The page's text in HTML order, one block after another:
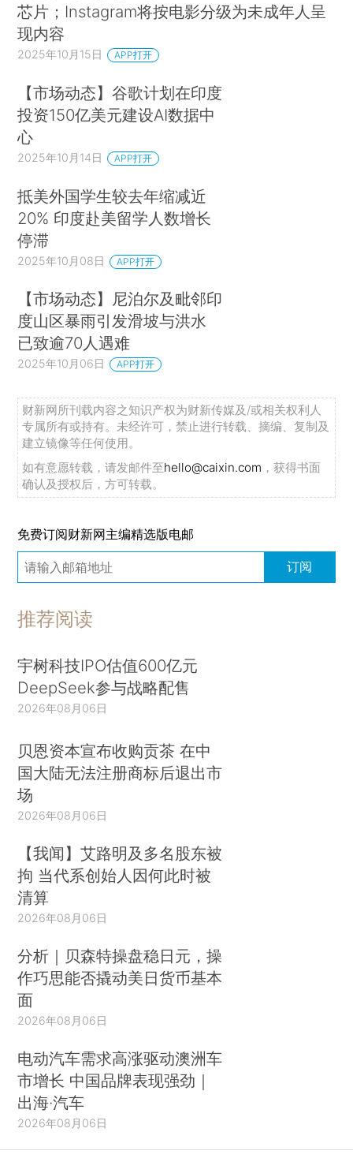
芯片；Instagram将按电影分级为未成年人呈
现内容
2025年10月15日 APP打开
【市场动态】谷歌计划在印度
投资150亿美元建设AI数据中
心
2025年10月14日 APP打开
抵美外国学生较去年缩减近
20% 印度赴美留学人数增长
停滞
2025年10月08日 APP打开
【市场动态】尼泊尔及毗邻印
度山区暴雨引发滑坡与洪水
已致逾70人遇难
2025年10月06日 APP打开
财新网所刊载内容之知识产权为财新传媒及/或相关权利人
专属所有或持有。未经许可，禁止进行转载、摘编、复制及
建立镜像等任何使用。
如有意愿转载，请发邮件至hello@caixin.com ，获得书面
确认及授权后，方可转载。
免费订阅财新网主编精选版电邮
订阅
推荐阅读
宇树科技IPO估值600亿元
DeepSeek参与战略配售
2026年08月06日
贝恩资本宣布收购贡茶 在中
国大陆无法注册商标后退出市
场
2026年08月06日
【我闻】艾路明及多名股东被
拘 当代系创始人因何此时被
清算
2026年08月06日
分析｜贝森特操盘稳日元，操
作巧思能否撬动美日货币基本
面
2026年08月06日
电动汽车需求高涨驱动澳洲车
市增长 中国品牌表现强劲｜
出海·汽车
2026年08月06日